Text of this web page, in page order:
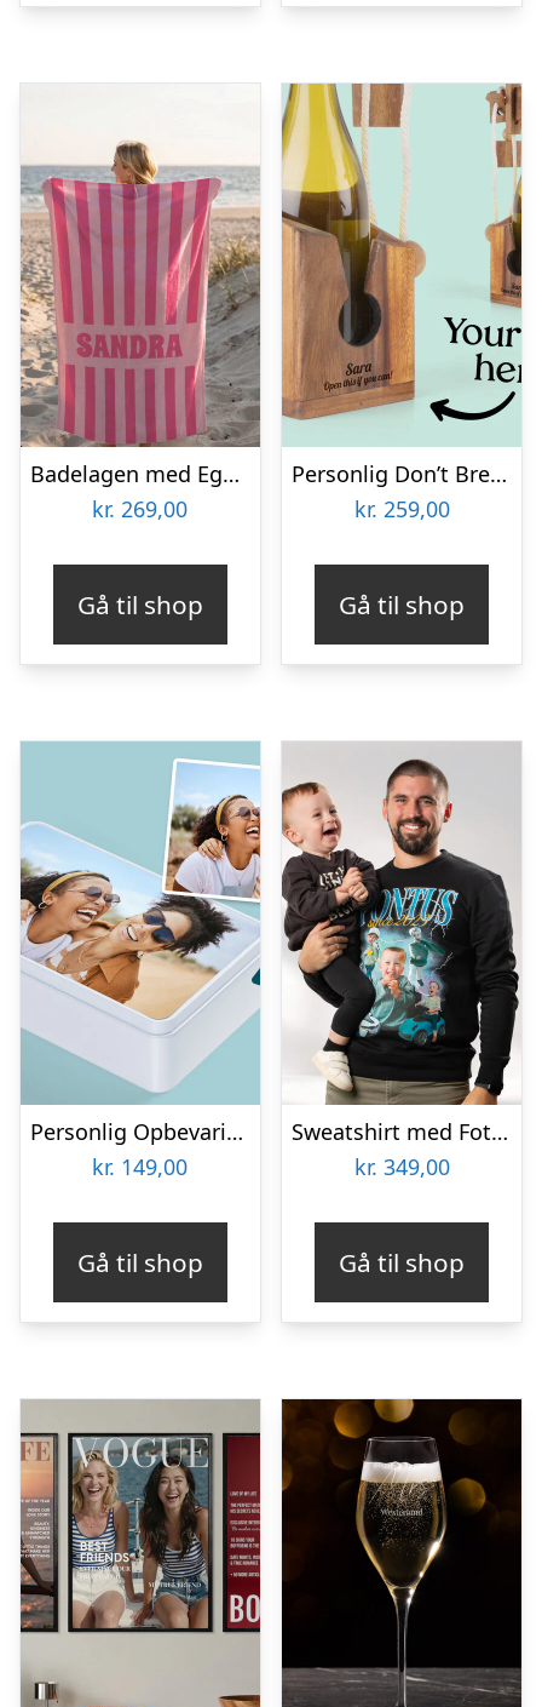
Badelagen med Egen Tekst – Stribet Design
kr. 269,00
Gå til shop
Personlig Don’t Break the Bottle med Tekst
kr. 259,00
Gå til shop
Personlig Opbevaringsboks i Metal med Billede – Rektangulær
kr. 149,00
Gå til shop
Sweatshirt med Fotocollage – 90’er Design
kr. 349,00
Gå til shop